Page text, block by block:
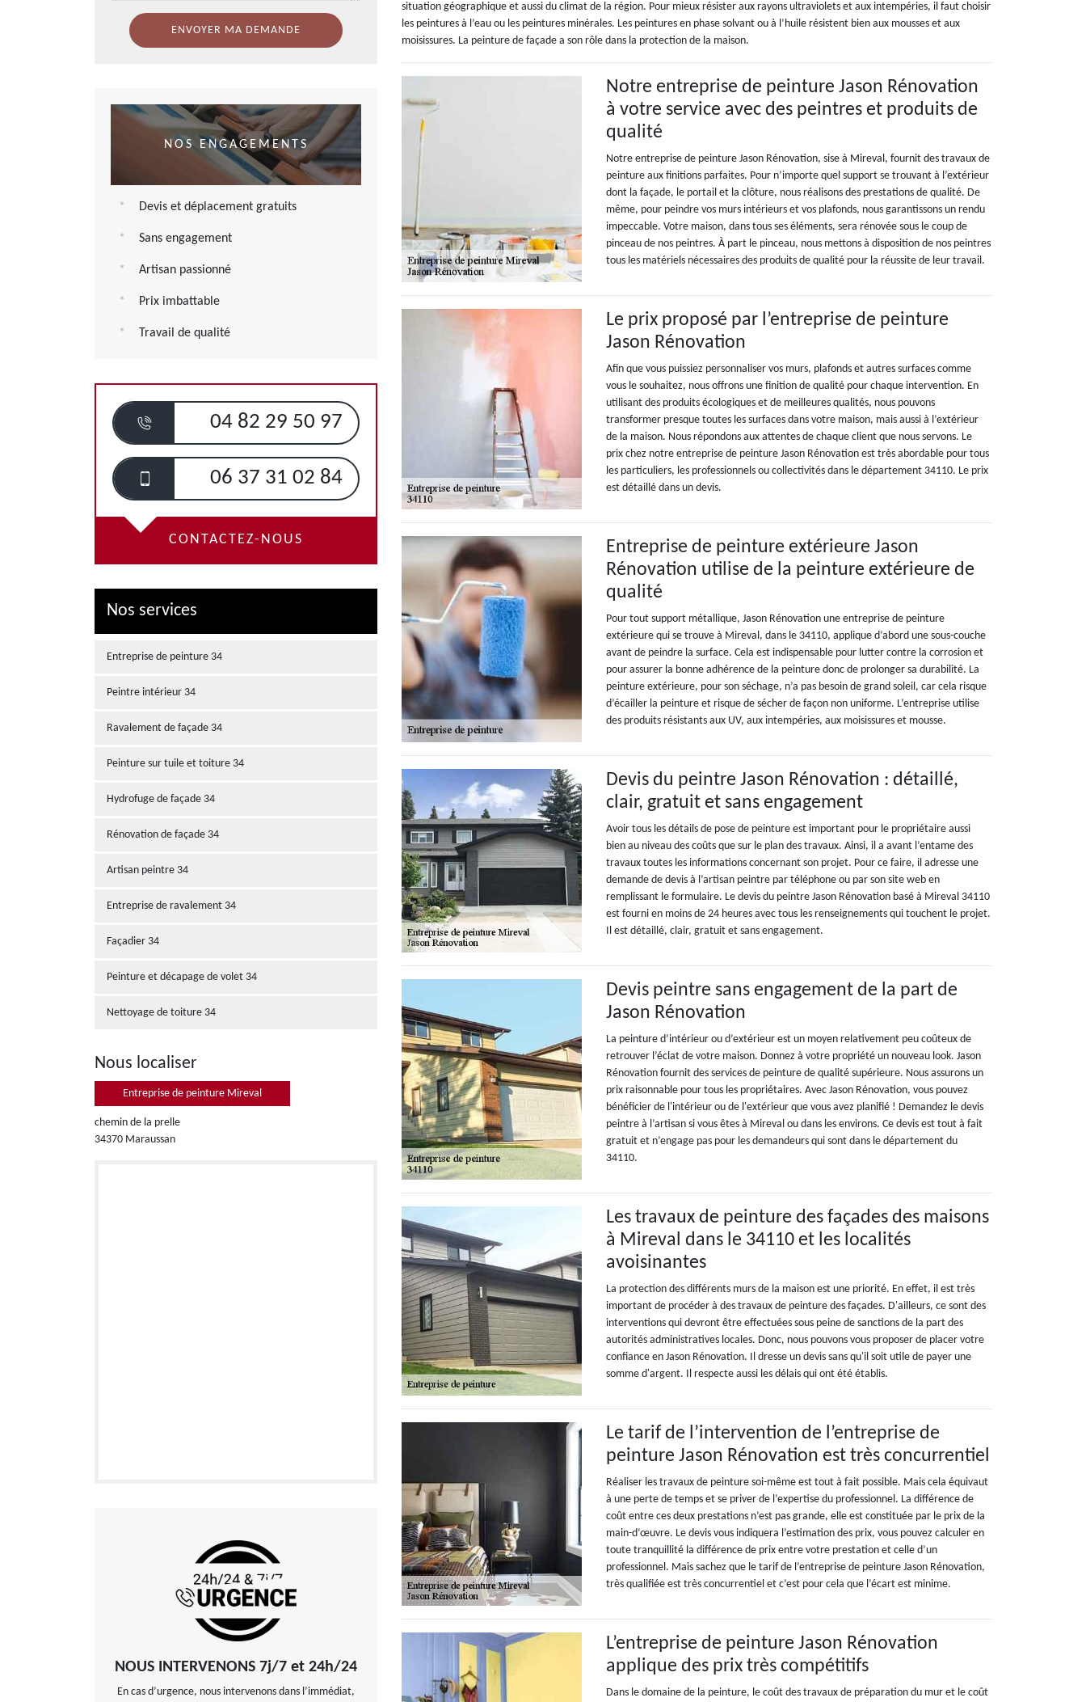
NOS ENGAGEMENTS
Devis et déplacement gratuits
Sans engagement
Artisan passionné
Prix imbattable
Travail de qualité
04 82 29 50 97
06 37 31 02 84
CONTACTEZ-NOUS
Nos services
Entreprise de peinture 34
Peintre intérieur 34
Ravalement de façade 34
Peinture sur tuile et toiture 34
Hydrofuge de façade 34
Rénovation de façade 34
Artisan peintre 34
Entreprise de ravalement 34
Façadier 34
Peinture et décapage de volet 34
Nettoyage de toiture 34
Nous localiser
Entreprise de peinture Mireval
chemin de la prelle
34370 Maraussan
NOUS INTERVENONS 7j/7 et 24h/24
En cas d’urgence, nous intervenons dans l’immédiat,
situation géographique et aussi du climat de la région. Pour mieux résister aux rayons ultraviolets et aux intempéries, il faut choisir
les peintures à l’eau ou les peintures minérales. Les peintures en phase solvant ou à l’huile résistent bien aux mousses et aux
moisissures. La peinture de façade a son rôle dans la protection de la maison.
Notre entreprise de peinture Jason Rénovation
à votre service avec des peintres et produits de
qualité
Notre entreprise de peinture Jason Rénovation, sise à Mireval, fournit des travaux de
peinture aux finitions parfaites. Pour n’importe quel support se trouvant à l’extérieur
dont la façade, le portail et la clôture, nous réalisons des prestations de qualité. De
même, pour peindre vos murs intérieurs et vos plafonds, nous garantissons un rendu
impeccable. Votre maison, dans tous ses éléments, sera rénovée sous le coup de
pinceau de nos peintres. À part le pinceau, nous mettons à disposition de nos peintres
tous les matériels nécessaires des produits de qualité pour la réussite de leur travail.
Le prix proposé par l’entreprise de peinture
Jason Rénovation
Afin que vous puissiez personnaliser vos murs, plafonds et autres surfaces comme
vous le souhaitez, nous offrons une finition de qualité pour chaque intervention. En
utilisant des produits écologiques et de meilleures qualités, nous pouvons
transformer presque toutes les surfaces dans votre maison, mais aussi à l’extérieur
de la maison. Nous répondons aux attentes de chaque client que nous servons. Le
prix chez notre entreprise de peinture Jason Rénovation est très abordable pour tous
les particuliers, les professionnels ou collectivités dans le département 34110. Le prix
est détaillé dans un devis.
Entreprise de peinture extérieure Jason
Rénovation utilise de la peinture extérieure de
qualité
Pour tout support métallique, Jason Rénovation une entreprise de peinture
extérieure qui se trouve à Mireval, dans le 34110, applique d’abord une sous-couche
avant de peindre la surface. Cela est indispensable pour lutter contre la corrosion et
pour assurer la bonne adhérence de la peinture donc de prolonger sa durabilité. La
peinture extérieure, pour son séchage, n’a pas besoin de grand soleil, car cela risque
d’écailler la peinture et risque de sécher de façon non uniforme. L’entreprise utilise
des produits résistants aux UV, aux intempéries, aux moisissures et mousse.
Devis du peintre Jason Rénovation : détaillé,
clair, gratuit et sans engagement
Avoir tous les détails de pose de peinture est important pour le propriétaire aussi
bien au niveau des coûts que sur le plan des travaux. Ainsi, il a avant l’entame des
travaux toutes les informations concernant son projet. Pour ce faire, il adresse une
demande de devis à l’artisan peintre par téléphone ou par son site web en
remplissant le formulaire. Le devis du peintre Jason Rénovation basé à Mireval 34110
est fourni en moins de 24 heures avec tous les renseignements qui touchent le projet.
Il est détaillé, clair, gratuit et sans engagement.
Devis peintre sans engagement de la part de
Jason Rénovation
La peinture d’intérieur ou d’extérieur est un moyen relativement peu coûteux de
retrouver l’éclat de votre maison. Donnez à votre propriété un nouveau look. Jason
Rénovation fournit des services de peinture de qualité supérieure. Nous assurons un
prix raisonnable pour tous les propriétaires. Avec Jason Rénovation, vous pouvez
bénéficier de l'intérieur ou de l'extérieur que vous avez planifié ! Demandez le devis
peintre à l’artisan si vous êtes à Mireval ou dans les environs. Ce devis est tout à fait
gratuit et n’engage pas pour les demandeurs qui sont dans le département du
34110.
Les travaux de peinture des façades des maisons
à Mireval dans le 34110 et les localités
avoisinantes
La protection des différents murs de la maison est une priorité. En effet, il est très
important de procéder à des travaux de peinture des façades. D'ailleurs, ce sont des
interventions qui devront être effectuées sous peine de sanctions de la part des
autorités administratives locales. Donc, nous pouvons vous proposer de placer votre
confiance en Jason Rénovation. Il dresse un devis sans qu'il soit utile de payer une
somme d'argent. Il respecte aussi les délais qui ont été établis.
Le tarif de l’intervention de l’entreprise de
peinture Jason Rénovation est très concurrentiel
Réaliser les travaux de peinture soi-même est tout à fait possible. Mais cela équivaut
à une perte de temps et se priver de l’expertise du professionnel. La différence de
coût entre ces deux prestations n’est pas grande, elle est constituée par le prix de la
main-d’œuvre. Le devis vous indiquera l’estimation des prix, vous pouvez calculer en
toute tranquillité la différence de prix entre votre prestation et celle d’un
professionnel. Mais sachez que le tarif de l’entreprise de peinture Jason Rénovation,
très qualifiée est très concurrentiel et c’est pour cela que l’écart est minime.
L’entreprise de peinture Jason Rénovation
applique des prix très compétitifs
Dans le domaine de la peinture, le coût des travaux de préparation du mur et le coût